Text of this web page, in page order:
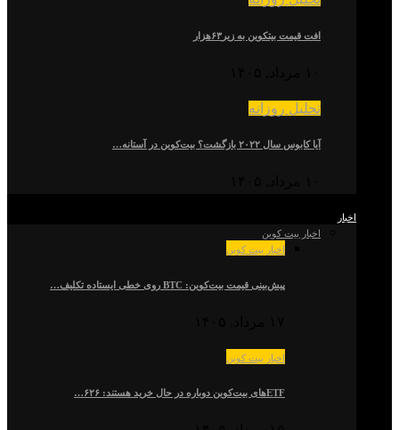
افت قیمت بیتکوین به زیر۶۳هزار
تحلیل روزانه
آیا کابوس سال ۲۰۲۲ بازگشت؟ بیت‌کوین در آستانه…
اخبار
اخبار بیت کوین
اخبار بیت کوین
پیش‌بینی قیمت بیت‌کوین: BTC روی خطی ایستاده تکلیف…
اخبار بیت کوین
ETFهای بیت‌کوین دوباره در حال خرید هستند: ۶۲۶…